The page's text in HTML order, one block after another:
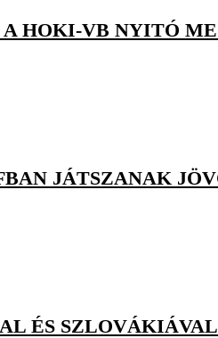
HOKI-VB NYITÓ
JÁTSZANAK
ÉS